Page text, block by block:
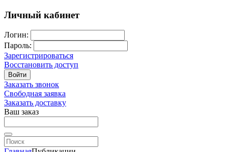
Личный кабинет
Логин:
Пароль:
Зарегистрироваться
Восстановить доступ
Войти
Заказать звонок
Свободная заявка
Заказать доставку
Ваш заказ